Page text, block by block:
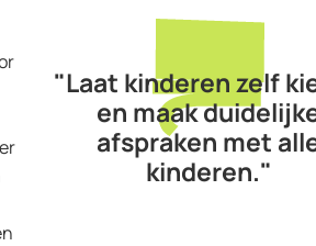
"Laat kinderen zelf
en maak
afspraken met
kinderen."